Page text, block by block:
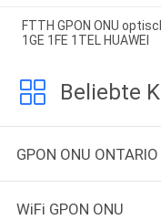
FTTH GPON ONU
1GE 1FE 1TEL HUAWEI
Beliebte
GPON ONU ONTARIO
WiFi GPON ONU